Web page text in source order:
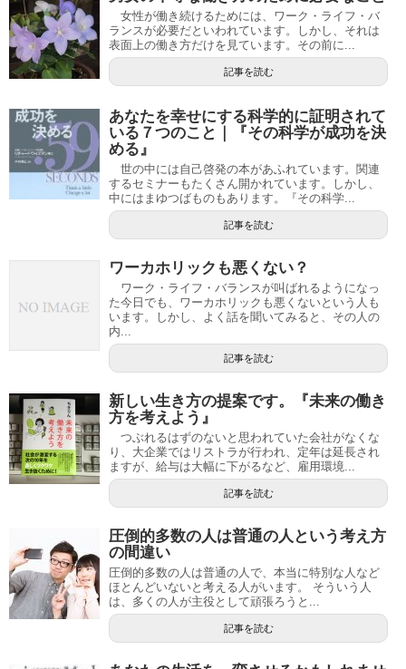
女性が働き続けるためには、ワーク・ライフ・バ
ランスが必要だといわれています。しかし、それは
表面上の働き方だけを見ています。その前に...
記事を読む
あなたを幸せにする科学的に証明されて
いる７つのこと｜『その科学が成功を決
める』
世の中には自己啓発の本があふれています。関連
するセミナーもたくさん開かれています。しかし、
中にはまゆつばものもあります。『その科学...
記事を読む
ワーカホリックも悪くない？
ワーク・ライフ・バランスが叫ばれるようになっ
た今日でも、ワーカホリックも悪くないという人も
います。しかし、よく話を聞いてみると、その人の
内...
記事を読む
新しい生き方の提案です。『未来の働き
方を考えよう』
つぶれるはずのないと思われていた会社がなくな
り、大企業ではリストラが行われ、定年は延長され
ますが、給与は大幅に下がるなど、雇用環境...
記事を読む
圧倒的多数の人は普通の人という考え方
の間違い
圧倒的多数の人は普通の人で、本当に特別な人など
ほとんどいないと考える人がいます。 そういう人
は、多くの人が主役として頑張ろうと...
記事を読む